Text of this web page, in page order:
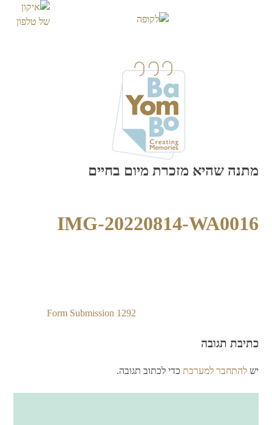
מתנה שהיא מזכרת מיום בחיים
IMG-20220814-WA0016
Form Submission 1292
כתיבת תגובה
ישלהתחבר למערכת כדי לכתוב תגובה.